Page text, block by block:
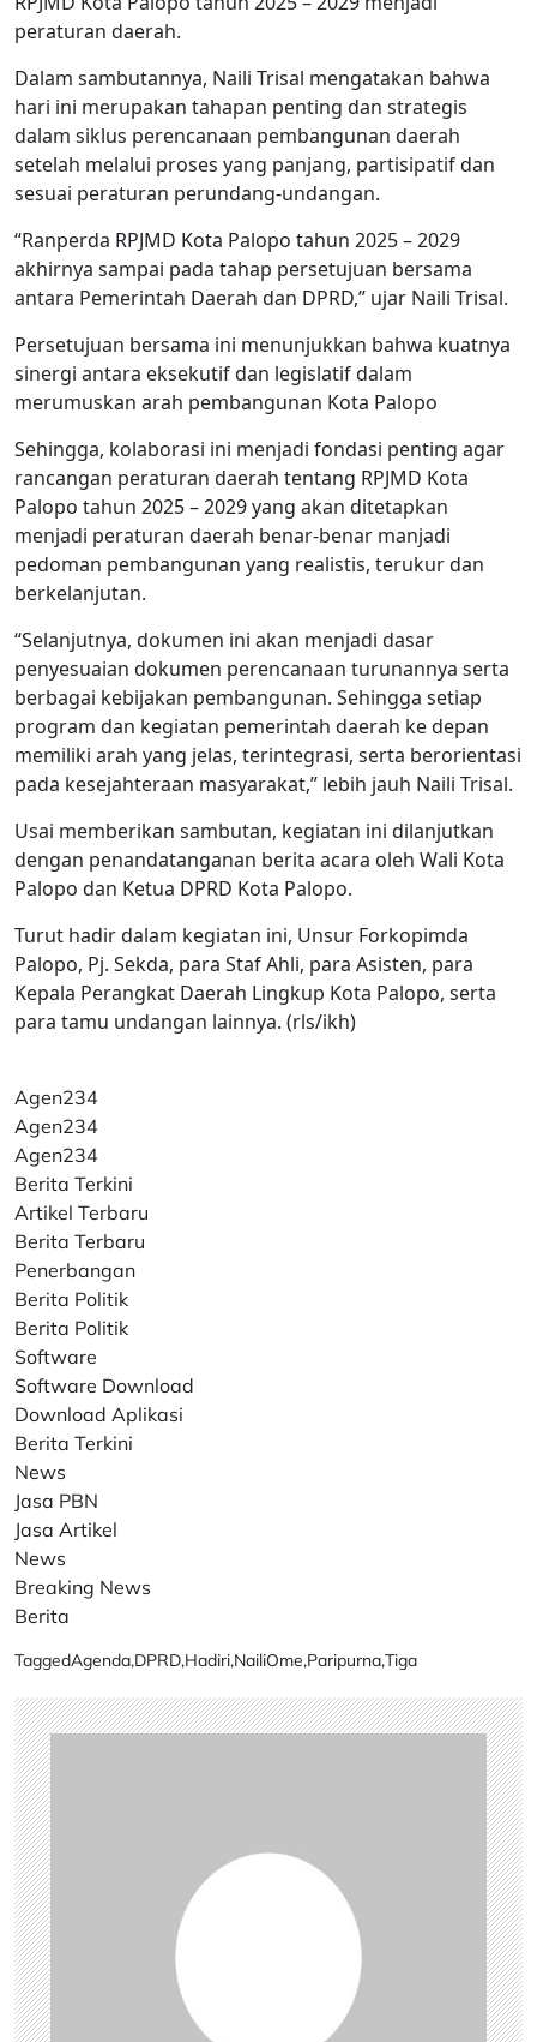
peraturan daerah.
Dalam sambutannya, Naili Trisal mengatakan bahwa
hari ini merupakan tahapan penting dan strategis
dalam siklus perencanaan pembangunan daerah
setelah melalui proses yang panjang, partisipatif dan
sesuai peraturan perundang-undangan.
“Ranperda RPJMD Kota Palopo tahun 2025 – 2029
akhirnya sampai pada tahap persetujuan bersama
antara Pemerintah Daerah dan DPRD,” ujar Naili Trisal.
Persetujuan bersama ini menunjukkan bahwa kuatnya
sinergi antara eksekutif dan legislatif dalam
merumuskan arah pembangunan Kota Palopo
Sehingga, kolaborasi ini menjadi fondasi penting agar
rancangan peraturan daerah tentang RPJMD Kota
Palopo tahun 2025 – 2029 yang akan ditetapkan
menjadi peraturan daerah benar-benar manjadi
pedoman pembangunan yang realistis, terukur dan
berkelanjutan.
“Selanjutnya, dokumen ini akan menjadi dasar
penyesuaian dokumen perencanaan turunannya serta
berbagai kebijakan pembangunan. Sehingga setiap
program dan kegiatan pemerintah daerah ke depan
memiliki arah yang jelas, terintegrasi, serta berorientasi
pada kesejahteraan masyarakat,” lebih jauh Naili Trisal.
Usai memberikan sambutan, kegiatan ini dilanjutkan
dengan penandatanganan berita acara oleh Wali Kota
Palopo dan Ketua DPRD Kota Palopo.
Turut hadir dalam kegiatan ini, Unsur Forkopimda
Palopo, Pj. Sekda, para Staf Ahli, para Asisten, para
Kepala Perangkat Daerah Lingkup Kota Palopo, serta
para tamu undangan lainnya. (rls/ikh)
Agen234
Agen234
Agen234
Berita Terkini
Artikel Terbaru
Berita Terbaru
Penerbangan
Berita Politik
Berita Politik
Software
Software Download
Download Aplikasi
Berita Terkini
News
Jasa PBN
Jasa Artikel
News
Breaking News
Berita
TaggedAgenda,DPRD,Hadiri,NailiOme,Paripurna,Tiga